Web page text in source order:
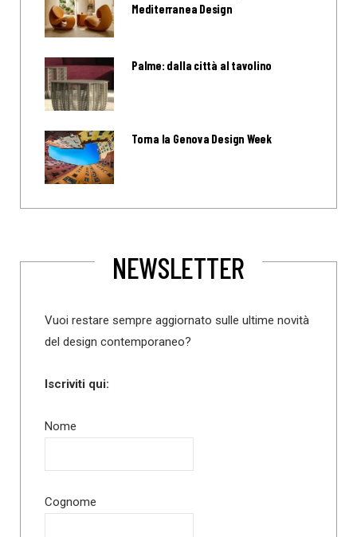
Mediterranea Design
Palme: dalla città al tavolino
Torna la Genova Design Week
NEWSLETTER
Vuoi restare sempre aggiornato sulle ultime novità
del design contemporaneo?
Iscriviti qui:
Nome
Cognome